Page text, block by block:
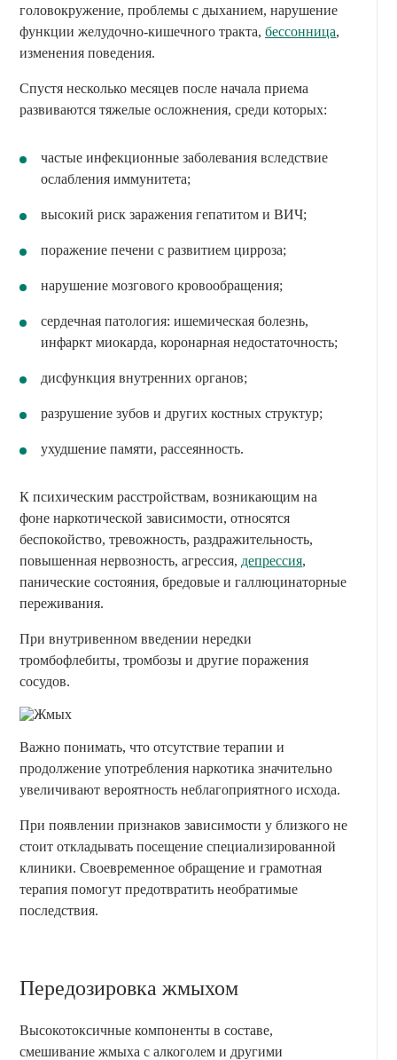
головокружение, проблемы с дыханием, нарушение
функции желудочно-кишечного тракта, бессонница,
изменения поведения.
Спустя несколько месяцев после начала приема
развиваются тяжелые осложнения, среди которых:
частые инфекционные заболевания вследствие
ослабления иммунитета;
высокий риск заражения гепатитом и ВИЧ;
поражение печени с развитием цирроза;
нарушение мозгового кровообращения;
сердечная патология: ишемическая болезнь,
инфаркт миокарда, коронарная недостаточность;
дисфункция внутренних органов;
разрушение зубов и других костных структур;
ухудшение памяти, рассеянность.
К психическим расстройствам, возникающим на
фоне наркотической зависимости, относятся
беспокойство, тревожность, раздражительность,
повышенная нервозность, агрессия, депрессия,
панические состояния, бредовые и галлюцинаторные
переживания.
При внутривенном введении нередки
тромбофлебиты, тромбозы и другие поражения
сосудов.
Важно понимать, что отсутствие терапии и
продолжение употребления наркотика значительно
увеличивают вероятность неблагоприятного исхода.
При появлении признаков зависимости у близкого не
стоит откладывать посещение специализированной
клиники. Своевременное обращение и грамотная
терапия помогут предотвратить необратимые
последствия.
Передозировка жмыхом
Высокотоксичные компоненты в составе,
смешивание жмыха с алкоголем и другими